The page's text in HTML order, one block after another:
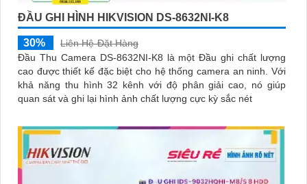
ĐẦU GHI HÌNH HIKVISION DS-8632NI-K8
30%
Liên Hệ-Đặt Hàng
Đầu Thu Camera DS-8632NI-K8 là một Đầu ghi chất lượng
cao được thiết kế đặc biệt cho hệ thống camera an ninh. Với
khả năng thu hình 32 kênh với độ phân giải cao, nó giúp
quan sát và ghi lại hình ảnh chất lượng cực kỳ sắc nét